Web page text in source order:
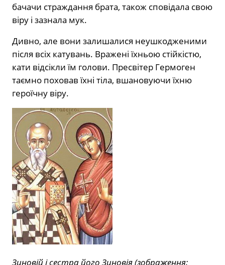
бачачи страждання брата, також сповідала свою
віру і зазнала мук.
Дивно, але вони залишалися неушкодженими
після всіх катувань. Вражені їхньою стійкістю,
кати відсікли їм голови. Пресвітер Гермоген
таємно поховав їхні тіла, вшановуючи їхню
героїчну віру.
Зиновій і сестра його Зиновія (зображення: